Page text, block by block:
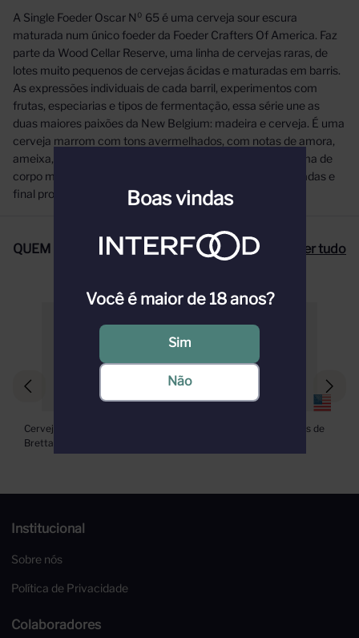
A Single Foeder Oscar N⁰ 65 é uma cerveja sour escura
maturada num único foeder da Foeder Crafters Of America. Faz
parte da Wood Cellar Reserve, uma linha de cervejas raras, de
lotes muito pequenos de cervejas ácidas e maturadas em barris.
As expressões individuais de cada barril, experimentos com
frutas, especiarias e tipos de fermentação, essa série une as
duas maiores paixões da New Belgium: madeira e cerveja. É uma
cerveja marrom com tons avermelhados, com notas de amora,
ameixa, uva passa, cereja, toques terrosos . Na boca, é uma de
corpo médio/alto, com acidez equilibrada, notas amadeiradas e
final prolongada.
QUEM COMPROU, COMPROU TAMBÉM Ver tudo
Cerveja Firestone Walker
Bretta Blanc 375ml
Cerveja Firestone Champs de
Institucional
Sobre nós
Política de Privacidade
Colaboradores
Boas vindas
Você é maior de 18 anos?
Sim
Não